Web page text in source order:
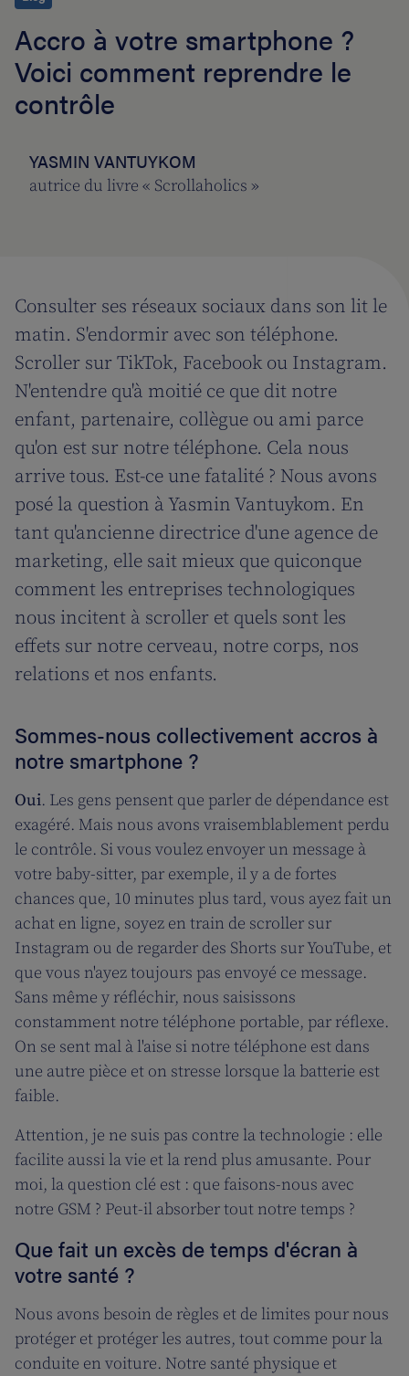
Accro à votre smartphone ?
Voici comment reprendre le
contrôle
YASMIN VANTUYKOM
autrice du livre « Scrollaholics »
Consulter ses réseaux sociaux dans son lit le
matin. S'endormir avec son téléphone.
Scroller sur TikTok, Facebook ou Instagram.
N'entendre qu'à moitié ce que dit notre
enfant, partenaire, collègue ou ami parce
qu'on est sur notre téléphone. Cela nous
arrive tous. Est-ce une fatalité ? Nous avons
posé la question à Yasmin Vantuykom. En
tant qu'ancienne directrice d'une agence de
marketing, elle sait mieux que quiconque
comment les entreprises technologiques
nous incitent à scroller et quels sont les
effets sur notre cerveau, notre corps, nos
relations et nos enfants.
Sommes-nous collectivement accros à
notre smartphone ?
Oui. Les gens pensent que parler de dépendance est
exagéré. Mais nous avons vraisemblablement perdu
le contrôle. Si vous voulez envoyer un message à
votre baby-sitter, par exemple, il y a de fortes
chances que, 10 minutes plus tard, vous ayez fait un
achat en ligne, soyez en train de scroller sur
Instagram ou de regarder des Shorts sur YouTube, et
que vous n'ayez toujours pas envoyé ce message.
Sans même y réfléchir, nous saisissons
constamment notre téléphone portable, par réflexe.
On se sent mal à l'aise si notre téléphone est dans
une autre pièce et on stresse lorsque la batterie est
faible.
Attention, je ne suis pas contre la technologie : elle
facilite aussi la vie et la rend plus amusante. Pour
moi, la question clé est : que faisons-nous avec
notre GSM ? Peut-il absorber tout notre temps ?
Que fait un excès de temps d'écran à
votre santé ?
Nous avons besoin de règles et de limites pour nous
protéger et protéger les autres, tout comme pour la
conduite en voiture. Notre santé physique et